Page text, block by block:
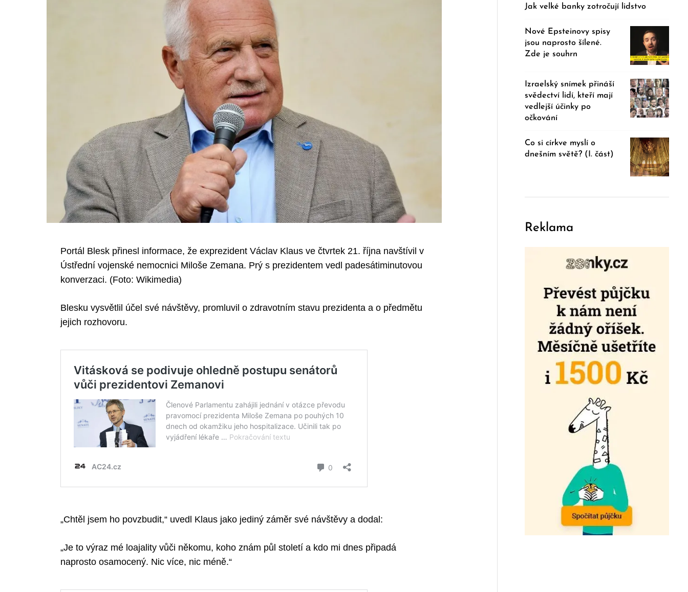
Portál Blesk přinesl informace, že exprezident Václav Klaus ve čtvrtek 21. října navštívil v
Ústřední vojenské nemocnici Miloše Zemana. Prý s prezidentem vedl padesátiminutovou
konverzaci. (Foto: Wikimedia)
Blesku vysvětlil účel své návštěvy, promluvil o zdravotním stavu prezidenta a o předmětu
jejich rozhovoru.
„Chtěl jsem ho povzbudit,“ uvedl Klaus jako jediný záměr své návštěvy a dodal:
„Je to výraz mé loajality vůči někomu, koho znám půl století a kdo mi dnes připadá
naprosto osamocený. Nic více, nic méně.“
Jak velké banky zotročují lidstvo
Nové Epsteinovy spisy
jsou naprosto šílené.
Zde je souhrn
Izraelský snímek přináší
svědectví lidí, kteří mají
vedlejší účinky po
očkování
Co si církve myslí o
dnešním světě? (I. část)
Reklama